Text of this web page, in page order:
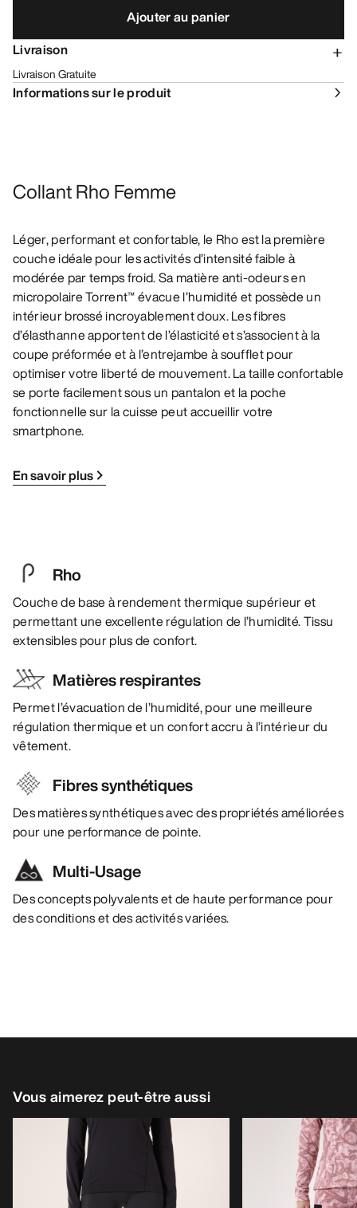
Ajouter au panier
Livraison
Livraison Gratuite
Informations sur le produit
Collant Rho Femme
Léger, performant et confortable, le Rho est la première
couche idéale pour les activités d’intensité faible à
modérée par temps froid. Sa matière anti-odeurs en
micropolaire Torrent™ évacue l’humidité et possède un
intérieur brossé incroyablement doux. Les fibres
d’élasthanne apportent de l’élasticité et s’associent à la
coupe préformée et à l’entrejambe à soufflet pour
optimiser votre liberté de mouvement. La taille confortable
se porte facilement sous un pantalon et la poche
fonctionnelle sur la cuisse peut accueillir votre
smartphone.
En savoir plus
Rho
Couche de base à rendement thermique supérieur et
permettant une excellente régulation de l’humidité. Tissu
extensibles pour plus de confort.
Matières respirantes
Permet l’évacuation de l’humidité, pour une meilleure
régulation thermique et un confort accru à l’intérieur du
vêtement.
Fibres synthétiques
Des matières synthétiques avec des propriétés améliorées
pour une performance de pointe.
Multi-Usage
Des concepts polyvalents et de haute performance pour
des conditions et des activités variées.
Vous aimerez peut-être aussi